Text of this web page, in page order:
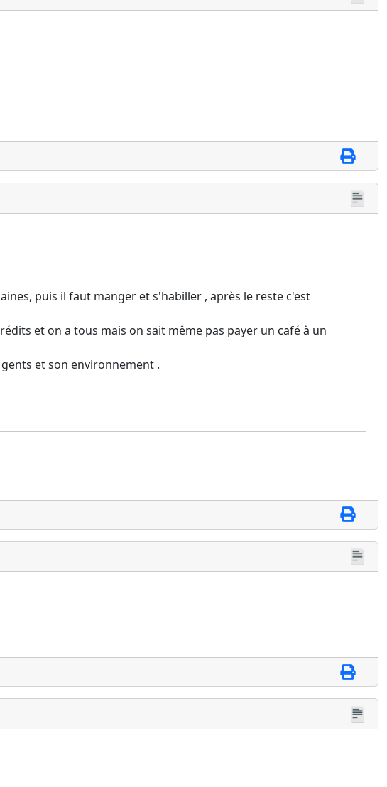
puis il faut manger et s'habiller , après le reste c'est
et on a tous mais on sait même pas payer un café à un
et son environnement .